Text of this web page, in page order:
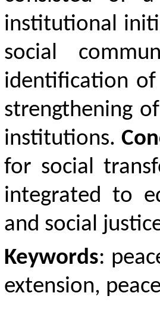
institutional
social
identification of
strengthening
institutions.
for social
integrated to
and social
Keywords:
extension,